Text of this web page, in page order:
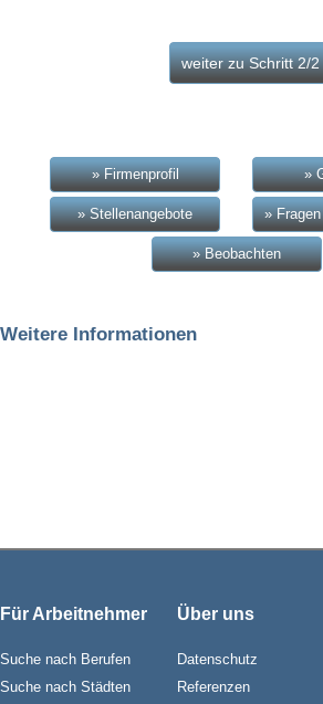
» Firmenprofil »
» Stellenangebote »
» Beobachten
Weitere Informationen
Für Arbeitnehmer
Suche nach Berufen
Suche nach Städten
Über uns
Datenschutz
Referenzen